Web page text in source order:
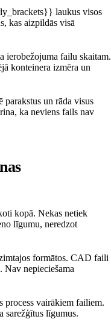
laukus visos
kas aizpildās visā
ierobežojuma failu skaitam.
konteinera izmēra un
un rāda visus
ka neviens fails nav
kopā. Nekas netiek
līgumu, neredzot
formātos. CAD faili
nepieciešama
process vairākiem failiem.
sarežģītus līgumus.